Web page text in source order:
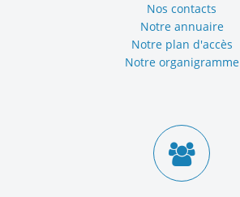
Nos contacts
Notre annuaire
Notre plan d'accès
Notre organigramme